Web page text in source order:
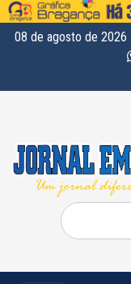
08 de agosto de 2026
Pesquisar
por: